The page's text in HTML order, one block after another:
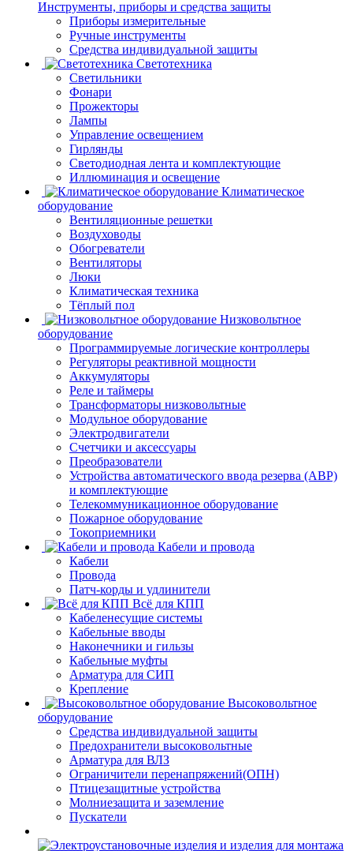
Инструменты, приборы и средства защиты
Приборы измерительные
Ручные инструменты
Средства индивидуальной защиты
Светотехника
Светильники
Фонари
Прожекторы
Лампы
Управление освещением
Гирлянды
Светодиодная лента и комплектующие
Иллюминация и освещение
Климатическое
оборудование
Вентиляционные решетки
Воздуховоды
Обогреватели
Вентиляторы
Люки
Климатическая техника
Тёплый пол
Низковольтное
оборудование
Программируемые логические контроллеры
Регуляторы реактивной мощности
Аккумуляторы
Реле и таймеры
Трансформаторы низковольтные
Модульное оборудование
Электродвигатели
Счетчики и аксессуары
Преобразователи
Устройства автоматического ввода резерва (АВР)
и комплектующие
Телекоммуникационное оборудование
Пожарное оборудование
Токоприемники
Кабели и провода
Кабели
Провода
Патч-корды и удлинители
Всё для КПП
Кабеленесущие системы
Кабельные вводы
Наконечники и гильзы
Кабельные муфты
Арматура для СИП
Крепление
Высоковольтное
оборудование
Средства индивидуальной защиты
Предохранители высоковольтные
Арматура для ВЛЗ
Ограничители перенапряжений(ОПН)
Птицезащитные устройства
Молниезащита и заземление
Пускатели